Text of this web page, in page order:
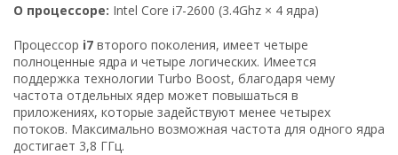
О процессоре: Intel Core i7-2600 (3.4Ghz × 4 ядра)
Процессор i7 второго поколения, имеет четыре
полноценные ядра и четыре логических. Имеется
поддержка технологии Turbo Boost, благодаря чему
частота отдельных ядер может повышаться в
приложениях, которые задействуют менее четырех
потоков. Максимально возможная частота для одного ядра
достигает 3,8 ГГц.